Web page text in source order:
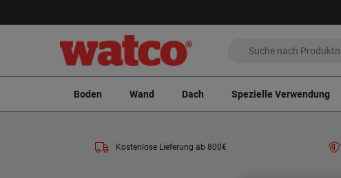
Boden Wand Dach Spezielle Verwendung
Kostenlose Lieferung ab 800€